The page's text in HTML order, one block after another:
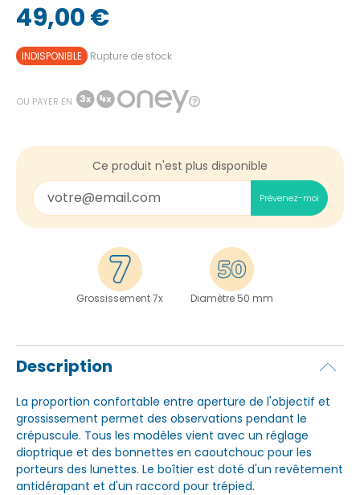
49,00 €
INDISPONIBLE Rupture de stock
OU PAYER EN
Ce produit n'est plus disponible
Prévenez-moi
Grossissement 7x Diamètre 50 mm
Description
La proportion confortable entre aperture de l'objectif et
grossissement permet des observations pendant le
crépuscule. Tous les modèles vient avec un réglage
dioptrique et des bonnettes en caoutchouc pour les
porteurs des lunettes. Le boîtier est doté d'un revêtement
antidérapant et d'un raccord pour trépied.